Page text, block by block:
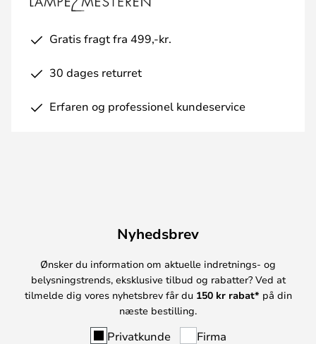
Gratis fragt fra 499,-kr.
30 dages returret
Erfaren og professionel kundeservice
Nyhedsbrev
Ønsker du information om aktuelle indretnings- og
belysningstrends, eksklusive tilbud og rabatter? Ved at
tilmelde dig vores nyhetsbrev får du 150 kr rabat* på din
næste bestilling.
Privatkunde Firma